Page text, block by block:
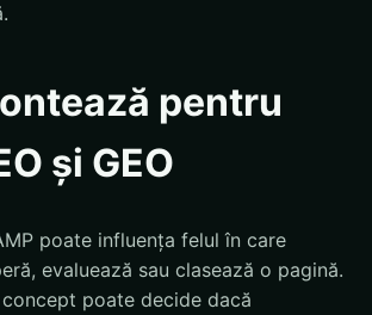
pentru
și GEO
poate influența felul în care
evaluează sau clasează o pagină.
concept poate decide dacă